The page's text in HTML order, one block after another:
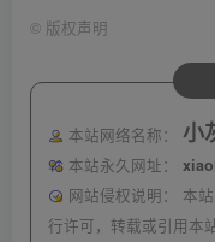
© 版权声明
本站网络名称： 小
本站永久网址：
网站侵权说明：
本
行许可，转载或引用本